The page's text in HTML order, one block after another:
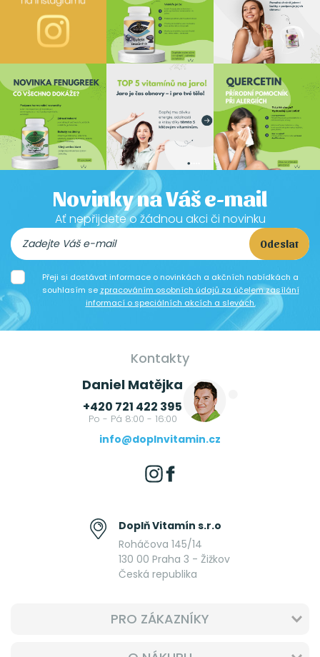
Novinky na Váš e-mail
Ať nepřijdete o žádnou akci či novinku
Odeslat
Přeji si dostávat informace o novinkách a akčních nabídkách a
souhlasím se zpracováním osobních údajů za účelem zasílání
informací o speciálních akcích a slevách.
Kontakty
Daniel Matějka
+420 721 422 395
Po - Pá 8:00 - 16:00
info@doplnvitamin.cz
Doplň Vitamín s.r.o
Roháčova 145/14
130 00 Praha 3 - Žižkov
Česká republika
PRO ZÁKAZNÍKY